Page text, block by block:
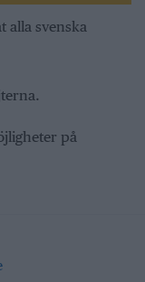
alla svenska
på